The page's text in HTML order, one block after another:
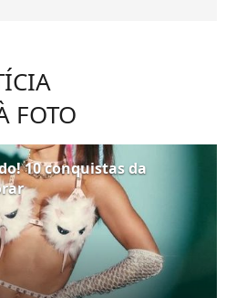
FOTO
10 conquistas da